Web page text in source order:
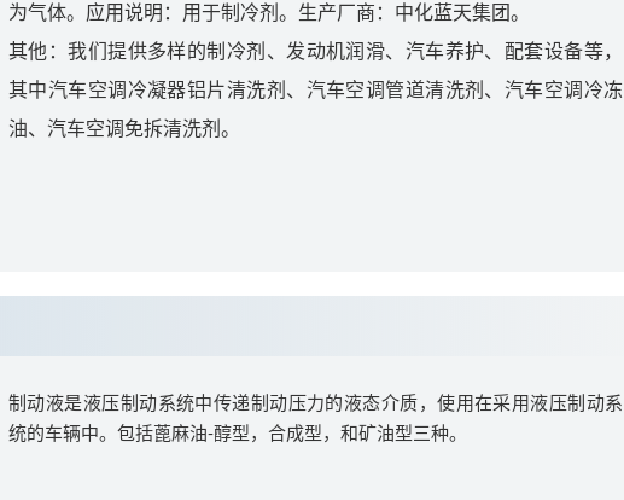
为气体。应用说明：用于制冷剂。生产厂商：中化蓝天集团。
其他：我们提供多样的制冷剂、发动机润滑、汽车养护、配套设备等，
其中汽车空调冷凝器铝片清洗剂、汽车空调管道清洗剂、汽车空调冷冻
油、汽车空调免拆清洗剂。
制动液是液压制动系统中传递制动压力的液态介质，使用在采用液压制动系
统的车辆中。包括蓖麻油-醇型，合成型，和矿油型三种。